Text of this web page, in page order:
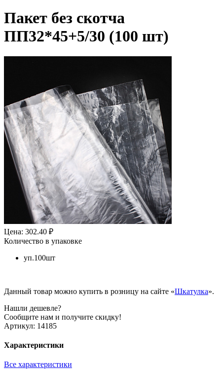
Пакет без скотча
ПП32*45+5/30 (100 шт)
Цена: 302.40 ₽
Количество в упаковке
уп.100шт
Данный товар можно купить в розницу на сайте «Шкатулка».
Нашли дешевле?
Сообщите нам и получите скидку!
Артикул: 14185
Характеристики
Все характеристики